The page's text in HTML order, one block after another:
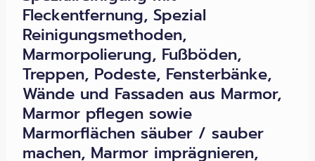
Fleckentfernung, Spezial
Reinigungsmethoden,
Marmorpolierung, Fußböden,
Treppen, Podeste, Fensterbänke,
Wände und Fassaden aus Marmor,
Marmor pflegen sowie
Marmorflächen säuber / sauber
machen, Marmor imprägnieren,